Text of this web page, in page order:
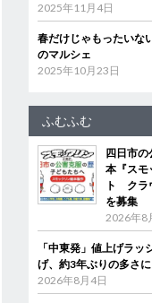
2025年11月4日
春だけじゃもったいな
のマルシェ
2025年10月23日
ふむふむ
四日市の
本『スモ
ト クラ
を募集
2026年8
「中東発」値上げラ
げ、約3年ぶりの多さに
2026年8月4日